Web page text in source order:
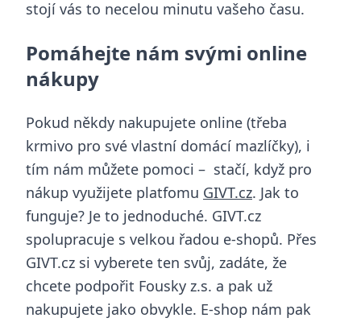
stojí vás to necelou minutu vašeho času.
Pomáhejte nám svými online
nákupy
Pokud někdy nakupujete online (třeba
krmivo pro své vlastní domácí mazlíčky), i
tím nám můžete pomoci – stačí, když pro
nákup využijete platfomu GIVT.cz. Jak to
funguje? Je to jednoduché. GIVT.cz
spolupracuje s velkou řadou e-shopů. Přes
GIVT.cz si vyberete ten svůj, zadáte, že
chcete podpořit Fousky z.s. a pak už
nakupujete jako obvykle. E-shop nám pak